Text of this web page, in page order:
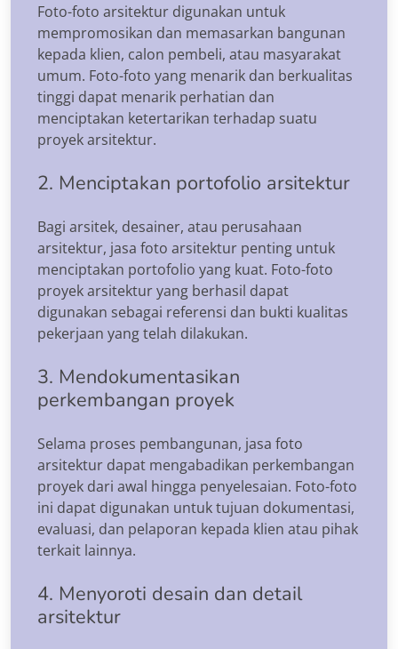
Foto-foto arsitektur digunakan untuk
mempromosikan dan memasarkan bangunan
kepada klien, calon pembeli, atau masyarakat
umum. Foto-foto yang menarik dan berkualitas
tinggi dapat menarik perhatian dan
menciptakan ketertarikan terhadap suatu
proyek arsitektur.
2. Menciptakan portofolio arsitektur
Bagi arsitek, desainer, atau perusahaan
arsitektur, jasa foto arsitektur penting untuk
menciptakan portofolio yang kuat. Foto-foto
proyek arsitektur yang berhasil dapat
digunakan sebagai referensi dan bukti kualitas
pekerjaan yang telah dilakukan.
3. Mendokumentasikan
perkembangan proyek
Selama proses pembangunan, jasa foto
arsitektur dapat mengabadikan perkembangan
proyek dari awal hingga penyelesaian. Foto-foto
ini dapat digunakan untuk tujuan dokumentasi,
evaluasi, dan pelaporan kepada klien atau pihak
terkait lainnya.
4. Menyoroti desain dan detail
arsitektur